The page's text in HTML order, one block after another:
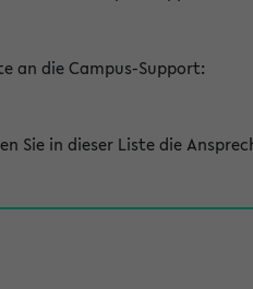
an die Campus-Support:
Sie in dieser Liste die